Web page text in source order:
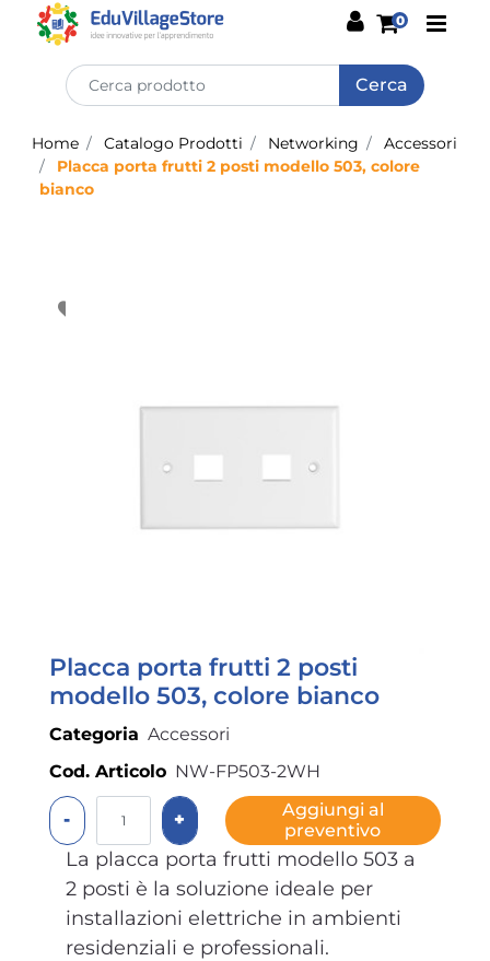
0
Home Catalogo Prodotti Networking
Accessori
Placca porta frutti 2 posti modello 503, colore
bianco
Placca porta frutti 2 posti
modello 503, colore bianco
Categoria Accessori
Cod. Articolo NW-FP503-2WH
Quantità
Aggiungi al
preventivo
La placca porta frutti modello 503 a
2 posti è la soluzione ideale per
installazioni elettriche in ambienti
residenziali e professionali.